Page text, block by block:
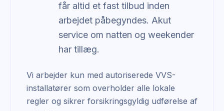
får altid et fast tilbud inden
arbejdet påbegyndes. Akut
service om natten og weekender
har tillæg.
Vi arbejder kun med autoriserede VVS-
installatører som overholder alle lokale
regler og sikrer forsikringsgyldig udførelse af